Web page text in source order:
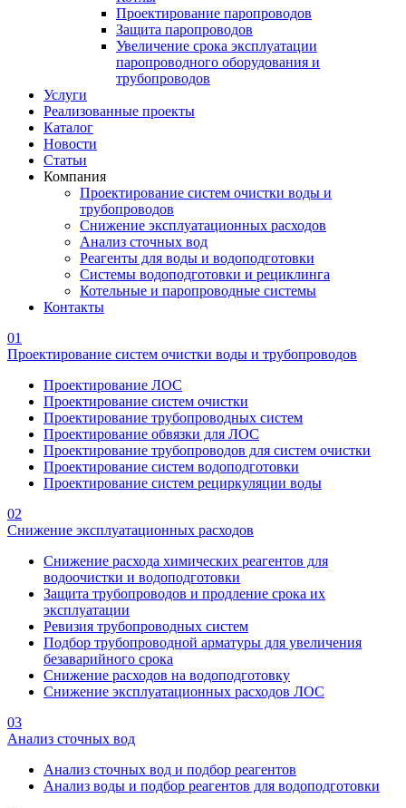
Проектирование паропроводов
Защита паропроводов
Увеличение срока эксплуатации
паропроводного оборудования и
трубопроводов
Услуги
Реализованные проекты
Каталог
Новости
Статьи
Компания
Проектирование систем очистки воды и
трубопроводов
Снижение эксплуатационных расходов
Анализ сточных вод
Реагенты для воды и водоподготовки
Системы водоподготовки и рециклинга
Котельные и паропроводные системы
Контакты
01
Проектирование систем очистки воды и трубопроводов
Проектирование ЛОС
Проектирование систем очистки
Проектирование трубопроводных систем
Проектирование обвязки для ЛОС
Проектирование трубопроводов для систем очистки
Проектирование систем водоподготовки
Проектирование систем рециркуляции воды
02
Снижение эксплуатационных расходов
Снижение расхода химических реагентов для
водоочистки и водоподготовки
Защита трубопроводов и продление срока их
эксплуатации
Ревизия трубопроводных систем
Подбор трубопроводной арматуры для увеличения
безаварийного срока
Снижение расходов на водоподготовку
Снижение эксплуатационных расходов ЛОС
03
Анализ сточных вод
Анализ сточных вод и подбор реагентов
Анализ воды и подбор реагентов для водоподготовки